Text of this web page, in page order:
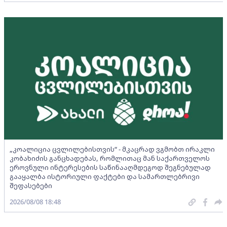
„კოალიცია ცვლილებისთვის“ - მკაცრად ვგმობთ ირაკლი
კობახიძის განცხადებას, რომლითაც მან საქართველოს
ეროვნული ინტერესების საწინააღმდეგოდ შეგნებულად
გააყალბა ისტორიული ფაქტები და სამართლებრივი
შეფასებები
2026/08/08 18:48